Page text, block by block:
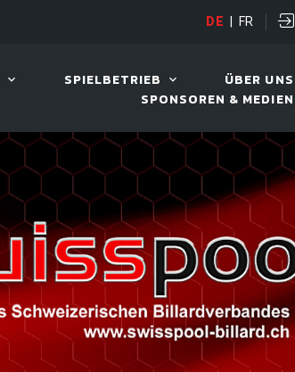
LIVE!
DE FR
SPIELBETRIEB
ÜBER UNS
SPONSOREN & MEDIEN